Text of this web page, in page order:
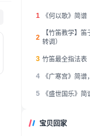
1 《何以歌》简谱
2
【竹笛教学】
转调）
3 竹笛最全指法表
4 《广寒宫》简
5 《盛世国乐》简
宝贝回家